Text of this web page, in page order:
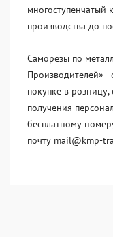
многоступенчатый
производства до
Саморезы по
Производителей»
покупке в
получения
бесплатному
почту mail@kmp-